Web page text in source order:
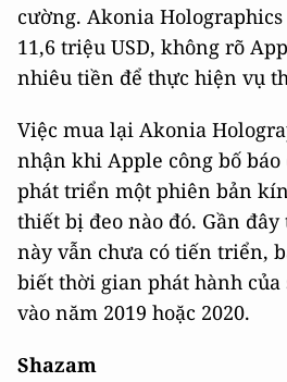
cường. Akonia
11,6 triệu USD, không rõ
nhiêu tiền để thực hiện vụ
Việc mua lại Akonia
nhận khi Apple công bố báo
phát triển một phiên bản
thiết bị đeo nào đó. Gần
này vẫn chưa có tiến triển,
biết thời gian phát hành
vào năm 2019 hoặc 2020.
Shazam